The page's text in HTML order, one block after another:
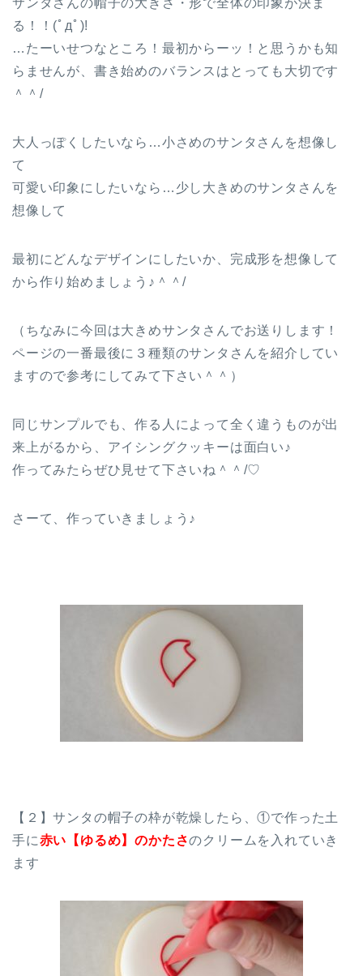
る！！(ﾟдﾟ)!
…たーいせつなところ！最初からーッ！と思うかも知
らませんが、書き始めのバランスはとっても大切です
＾＾/
大人っぽくしたいなら…小さめのサンタさんを想像し
て
可愛い印象にしたいなら…少し大きめのサンタさんを
想像して
最初にどんなデザインにしたいか、完成形を想像して
から作り始めましょう♪＾＾/
（ちなみに今回は大きめサンタさんでお送りします！
ページの一番最後に３種類のサンタさんを紹介してい
ますので参考にしてみて下さい＾＾）
同じサンプルでも、作る人によって全く違うものが出
来上がるから、アイシングクッキーは面白い♪
作ってみたらぜひ見せて下さいね＾＾/♡
さーて、作っていきましょう♪
【２】サンタの帽子の枠が乾燥したら、①で作った土
手に赤い【ゆるめ】のかたさのクリームを入れていき
ます